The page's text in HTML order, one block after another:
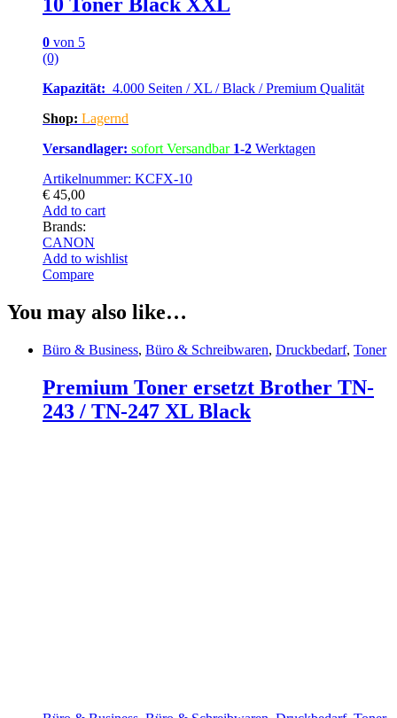
0 von 5
(0)
Kapazität: 4.000 Seiten / XL / Black / Premium Qualität
Shop: Lagernd
Versandlager: sofort Versandbar 1-2 Werktagen
Artikelnummer: KCFX-10
€ 45,00
Add to cart
Brands:
CANON
Add to wishlist
Compare
You may also like…
Büro & Business, Büro & Schreibwaren, Druckbedarf, Toner
Premium Toner ersetzt Brother TN-
243 / TN-247 XL Black